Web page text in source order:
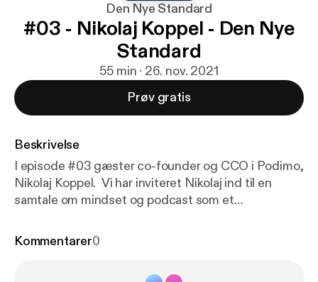
Den Nye Standard
#03 - Nikolaj Koppel - Den Nye
Standard
55 min · 26. nov. 2021
Prøv gratis
Beskrivelse
I episode #03 gæster co-founder og CCO i Podimo,
Nikolaj Koppel. Vi har inviteret Nikolaj ind til en
samtale om mindset og podcast som et
holdet bag Podimo har formået at opdyrke et
Kommentarer0